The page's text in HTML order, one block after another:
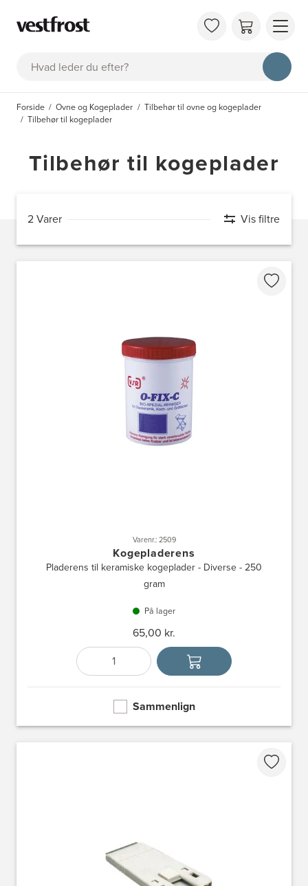
Søg
OM
Forside Ovne og Kogeplader
Tilbehør til ovne og kogeplader
Tilbehør til kogeplader
Tilbehør til kogeplader
2 Varer Vis filtre
Varenr.: 2509
Kogepladerens
Pladerens til keramiske kogeplader - Diverse - 250
gram
På lager
65,00 kr.
Antal
Vælg enhed
Sammenlign